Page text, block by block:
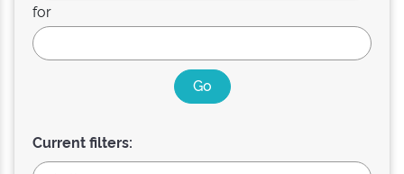
for
Current filters: